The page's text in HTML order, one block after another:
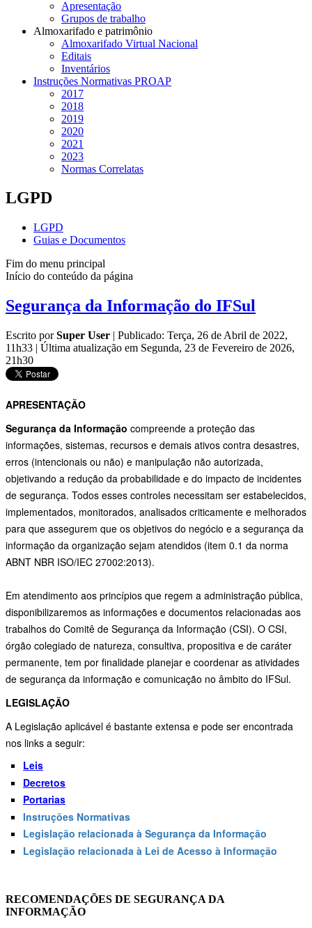
Apresentação
Grupos de trabalho
Almoxarifado e patrimônio
Almoxarifado Virtual Nacional
Editais
Inventários
Instruções Normativas PROAP
2017
2018
2019
2020
2021
2023
Normas Correlatas
LGPD
LGPD
Guias e Documentos
Fim do menu principal
Início do conteúdo da página
Segurança da Informação do IFSul
Escrito porSuper User | Publicado: Terça, 26 de Abril de 2022,
11h33 | Última atualização em Segunda, 23 de Fevereiro de 2026,
21h30
APRESENTAÇÃO
Segurança da Informação compreende a proteção das
informações, sistemas, recursos e demais ativos contra desastres,
erros (intencionais ou não) e manipulação não autorizada,
objetivando a redução da probabilidade e do impacto de incidentes
de segurança. Todos esses controles necessitam ser estabelecidos,
implementados, monitorados, analisados criticamente e melhorados
para que assegurem que os objetivos do negócio e a segurança da
informação da organização sejam atendidos (item 0.1 da norma
ABNT NBR ISO/IEC 27002:2013).
Em atendimento aos princípios que regem a administração pública,
disponibilizaremos as informações e documentos relacionadas aos
trabalhos do Comitê de Segurança da Informação (CSI). O CSI,
órgão colegiado de natureza, consultiva, propositiva e de caráter
permanente, tem por finalidade planejar e coordenar as atividades
de segurança da informação e comunicação no âmbito do IFSul.
LEGISLAÇÃO
A Legislação aplicável é bastante extensa e pode ser encontrada
nos links a seguir:
Leis
Decretos
Portarias
Instruções Normativas
Legislação relacionada à Segurança da Informação
Legislação relacionada à Lei de Acesso à Informação
RECOMENDAÇÕES DE SEGURANÇA DA
INFORMAÇÃO